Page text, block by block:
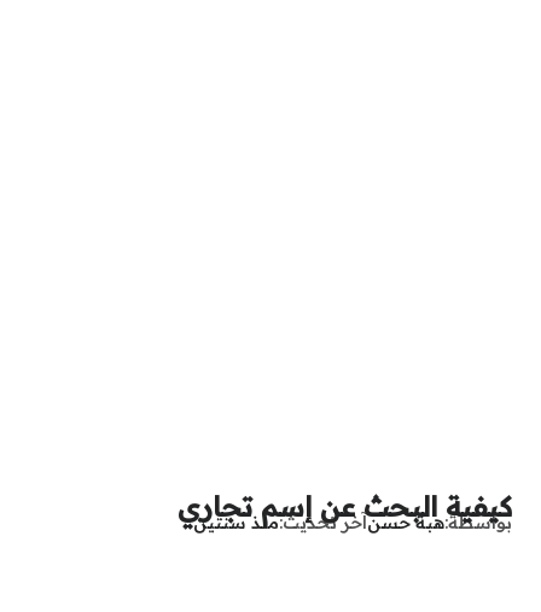
كيفية البحث عن إسم تجاري
بواسطةهبة حسنآخر تحديثمنذ سنتين